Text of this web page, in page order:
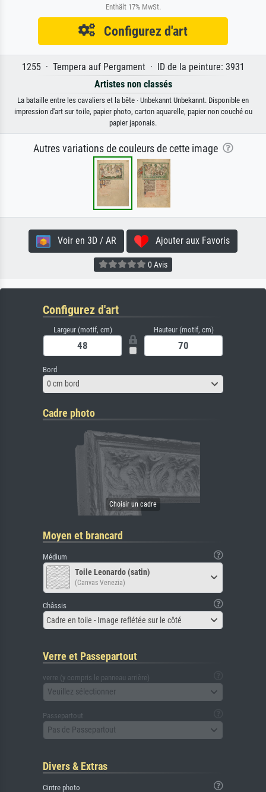
Enthält 17% MwSt.
Configurez d'art
1255 · Tempera auf Pergament · ID de la peinture: 3931
Artistes non classés
La bataille entre les cavaliers et la bête · Unbekannt Unbekannt. Disponible en
impression d'art sur toile, papier photo, carton aquarelle, papier non couché ou
papier japonais.
Autres variations de couleurs de cette image
Voir en 3D / AR Ajouter aux Favoris
0 Avis
Configurez d'art
Largeur (motif, cm) Hauteur (motif, cm)
Bord
0 cm bord
Cadre photo
Moyen et brancard
Médium
Toile Leonardo (satin)
(Canvas Venezia)
Châssis
Cadre en toile - Image reflétée sur le côté
Verre et Passepartout
verre (y compris le panneau arrière)
Veuillez sélectionner
Passepartout
Pas de Passepartout
Divers & Extras
Cintre photo